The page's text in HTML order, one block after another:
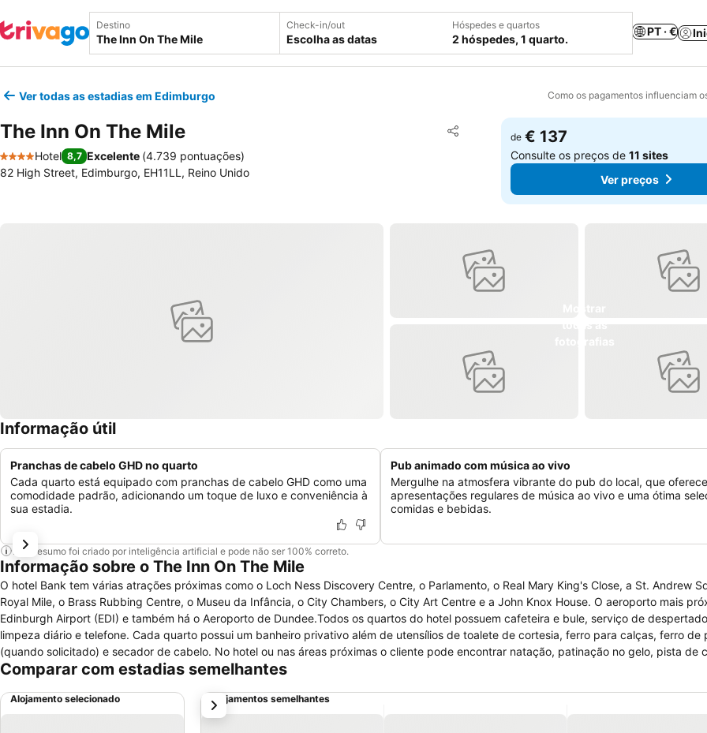
Destino Check-in/out
Escolha as datas
Hóspedes e quartos
2 hóspedes, 1 quarto.
PT · €
Ver todas as estadias em Edimburgo Como os pagamentos influenciam
The Inn On The Mile Partilhar
Adicionar aos favoritos
4 Estrelas
Hotel 8,7 Excelente (4.739 pontuações)
82 High Street, Edimburgo, EH11LL, Reino Unido
de € 137
Consulte os preços de11 sites
Ver preços
Informação útil
Pranchas de cabelo GHD no quarto
Cada quarto está equipado com pranchas de cabelo GHD como uma
comodidade padrão, adicionando um toque de luxo e conveniência à
sua estadia.
Pub animado com música ao vivo
Mergulhe na atmosfera vibrante do pub do local, que oferece
apresentações regulares de música ao vivo e uma ótima
comidas e bebidas.
Este resumo foi criado por inteligência artificial e pode não ser 100% correto.
Informação sobre o The Inn On The Mile
O hotel Bank tem várias atrações próximas como o Loch Ness Discovery Centre, o Parlamento, o Real Mary King's Close, a St. Andrew
Royal Mile, o Brass Rubbing Centre, o Museu da Infância, o City Chambers, o City Art Centre e a John Knox House. O aeroporto mais
Edinburgh Airport (EDI) e também há o Aeroporto de Dundee.Todos os quartos do hotel possuem cafeteira e bule, serviço de
limpeza diário e telefone. Cada quarto possui um banheiro privativo além de utensílios de toalete de cortesia, ferro para calças, ferro de
(quando solicitado) e secador de cabelo. No hotel ou nas áreas próximas o cliente pode encontrar natação, patinação no gelo, pista de
squash, aeróbica, aluguel de bicicletas e golfe nas proximidades.
Comparar com estadias semelhantes
Alojamento selecionado Alojamentos semelhantes
próximo